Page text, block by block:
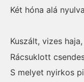
Két hóna alá
Kuszált, vizes
Rácsuklott
S melyet nyirkos